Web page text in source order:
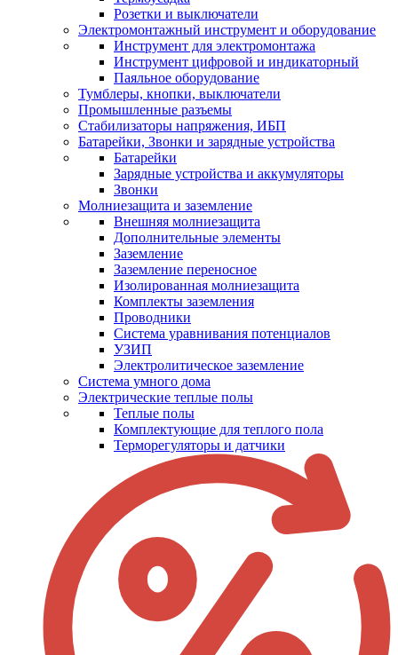
Розетки и выключатели
Электромонтажный инструмент и оборудование
Инструмент для электромонтажа
Инструмент цифровой и индикаторный
Паяльное оборудование
Тумблеры, кнопки, выключатели
Промышленные разъемы
Стабилизаторы напряжения, ИБП
Батарейки, Звонки и зарядные устройства
Батарейки
Зарядные устройства и аккумуляторы
Звонки
Молниезащита и заземление
Внешняя молниезащита
Дополнительные элементы
Заземление
Заземление переносное
Изолированная молниезащита
Комплекты заземления
Проводники
Система уравнивания потенциалов
УЗИП
Электролитическое заземление
Система умного дома
Электрические теплые полы
Теплые полы
Комплектующие для теплого пола
Терморегуляторы и датчики